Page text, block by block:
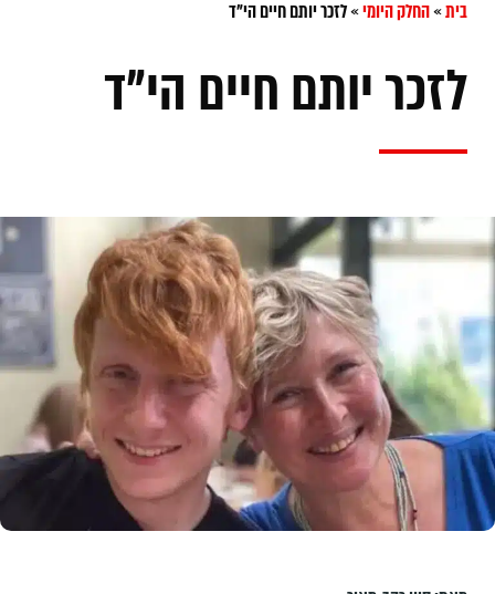
בית»החלק היומי»לזכר יותם חיים הי"ד
לזכר יותם חיים הי"ד